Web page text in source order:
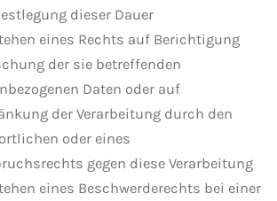
dieser Dauer
eines Rechts auf Berichtigung
der sie betreffenden
Daten oder auf
der Verarbeitung durch den
oder eines
gegen diese Verarbeitung
eines Beschwerderechts bei einer